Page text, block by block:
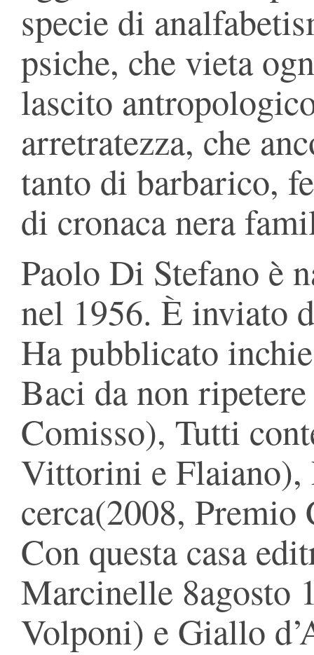
specie di
psiche, che vieta
lascito
arretratezza, che
tanto di barbarico,
di cronaca nera
Paolo Di Stefano è
nel 1956. È inviato
Ha pubblicato
Baci da non
Comisso), Tutti
Vittorini e Flaiano),
cerca(2008,
Con questa casa
Marcinelle 8agosto
Volponi) e Giallo